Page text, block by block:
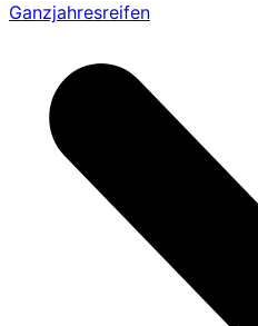
Ganzjahresreifen